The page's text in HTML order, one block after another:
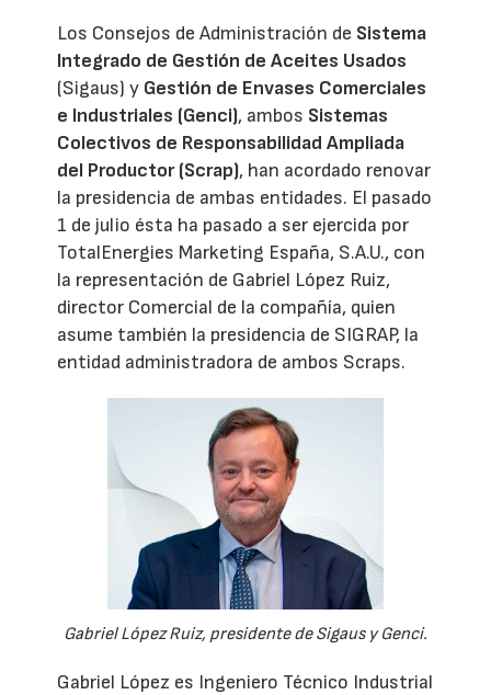
Los Consejos de Administración de Sistema
Integrado de Gestión de Aceites Usados
(Sigaus) y Gestión de Envases Comerciales
e Industriales (Genci), ambos Sistemas
Colectivos de Responsabilidad Ampliada
del Productor (Scrap), han acordado renovar
la presidencia de ambas entidades. El pasado
1 de julio ésta ha pasado a ser ejercida por
TotalEnergies Marketing España, S.A.U., con
la representación de Gabriel López Ruiz,
director Comercial de la compañía, quien
asume también la presidencia de SIGRAP, la
entidad administradora de ambos Scraps.
Gabriel López Ruiz, presidente de Sigaus y Genci.
Gabriel López es Ingeniero Técnico Industrial